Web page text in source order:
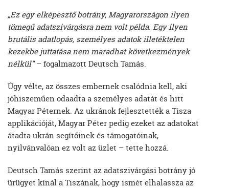
„Ez egy elképesztő botrány, Magyarországon ilyen
tömegű adatszivárgásra nem volt példa. Egy ilyen
brutális adatlopás, személyes adatok illetéktelen
kezekbe juttatása nem maradhat következmények
nélkül"– fogalmazott Deutsch Tamás.
Úgy vélte, az összes embernek csalódnia kell, aki
jóhiszeműen odaadta a személyes adatát és hitt
Magyar Péternek. Az ukránok fejlesztették a Tisza
applikációját, Magyar Péter pedig ezeket az adatokat
átadta ukrán segítőinek és támogatóinak,
nyilvánvalóan ez volt az üzlet – tette hozzá.
Deutsch Tamás szerint az adatszivárgási botrány jó
ürügyet kínál a Tiszának, hogy ismét elhalassza az